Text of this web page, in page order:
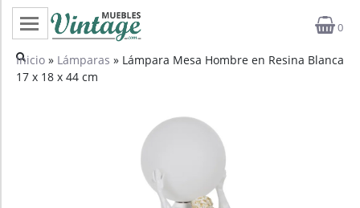
0
Categorías
Inicio » Lámparas » Lámpara Mesa Hombre en Resina Blanca
17 x 18 x 44 cm